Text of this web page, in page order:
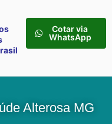
Cotar via
WhatsApp
Alterosa MG